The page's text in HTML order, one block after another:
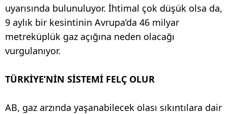
uyarısında bulunuluyor. İhtimal çok düşük olsa da,
9 aylık bir kesintinin Avrupa’da 46 milyar
metreküplük gaz açığına neden olacağı
vurgulanıyor.
TÜRKİYE’NİN SİSTEMİ FELÇ OLUR
AB, gaz arzında yaşanabilecek olası sıkıntılara dair